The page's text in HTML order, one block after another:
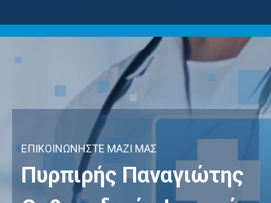
ΕΠΙΚΟΙΝΩΝΗΣΤΕ ΜΑΖΙ ΜΑΣ
Πυρπιρής Παναγιώτης